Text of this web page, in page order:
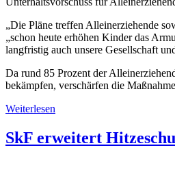
„Die Pläne treffen Alleinerziehende
„schon heute erhöhen Kinder das
langfristig auch unsere Gesellschaft
Da rund 85 Prozent der
bekämpfen, verschärfen die
Weiterlesen
SkF erweitert